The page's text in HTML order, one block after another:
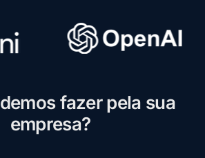
demos fazer pela sua
empresa?